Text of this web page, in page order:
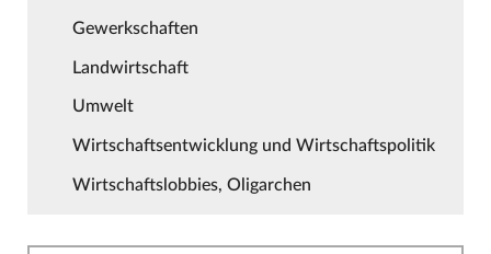
Gewerkschaften
Landwirtschaft
Umwelt
Wirtschaftsentwicklung und Wirtschaftspolitik
Wirtschaftslobbies, Oligarchen